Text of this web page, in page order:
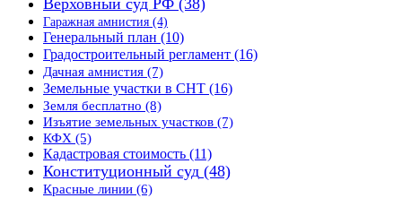
Верховный суд РФ (38)
Гаражная амнистия (4)
Генеральный план (10)
Градостроительный регламент (16)
Дачная амнистия (7)
Земельные участки в СНТ (16)
Земля бесплатно (8)
Изъятие земельных участков (7)
КФХ (5)
Кадастровая стоимость (11)
Конституционный суд (48)
Красные линии (6)